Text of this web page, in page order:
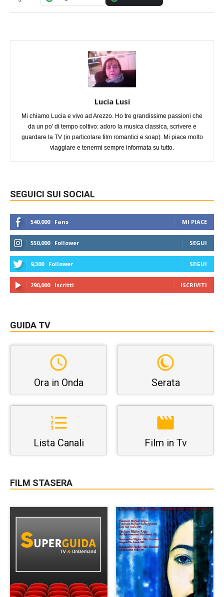
Lucia Lusi
Mi chiamo Lucia e vivo ad Arezzo. Ho tre grandissime passioni che
da un po' di tempo coltivo: adoro la musica classica, scrivere e
guardare la TV (in particolare film romantici e soap). Mi piace molto
viaggiare e tenermi sempre informata su tutto.
SEGUICI SUI SOCIAL
540,000 Fans MI PIACE
550,000 Follower SEGUI
9,300 Follower SEGUI
290,000 Iscritti ISCRIVITI
GUIDA TV
Ora in Onda Serata
Lista Canali Film in Tv
FILM STASERA